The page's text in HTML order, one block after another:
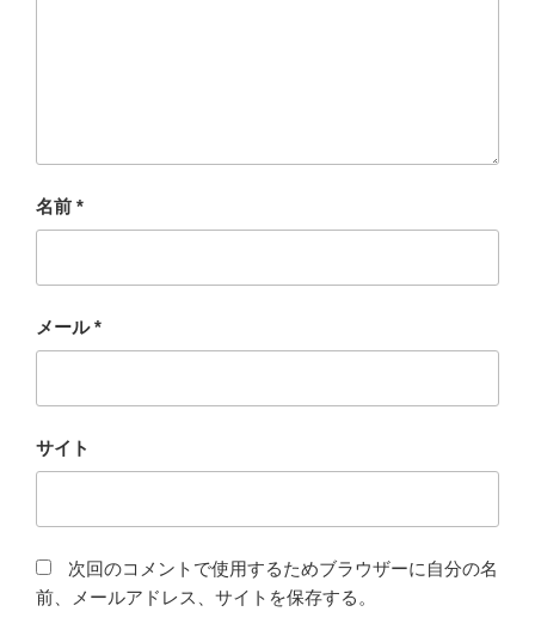
名前 *
メール*
サイト
次回のコメントで使用するためブラウザーに自分の名
前、メールアドレス、サイトを保存する。